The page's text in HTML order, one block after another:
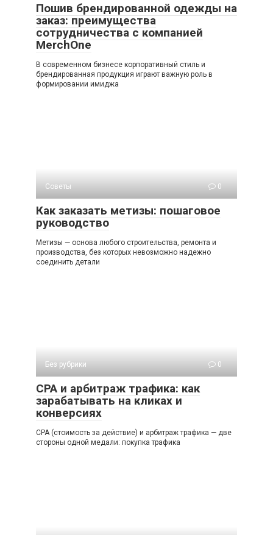
Пошив брендированной одежды на
заказ: преимущества
сотрудничества с компанией
MerchOne
В современном бизнесе корпоративный стиль и
брендированная продукция играют важную роль в
формировании имиджа
Советы 0
Как заказать метизы: пошаговое
руководство
Метизы — основа любого строительства, ремонта и
производства, без которых невозможно надежно
соединить детали
Без рубрики 0
СРА и арбитраж трафика: как
зарабатывать на кликах и
конверсиях
СРА (стоимость за действие) и арбитраж трафика — две
стороны одной медали: покупка трафика